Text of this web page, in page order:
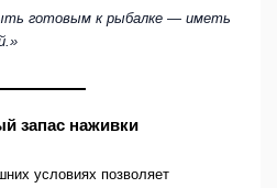
готовым к рыбалке — иметь
запас наживки
условиях позволяет